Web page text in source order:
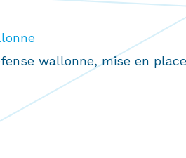
wallonne, mise en